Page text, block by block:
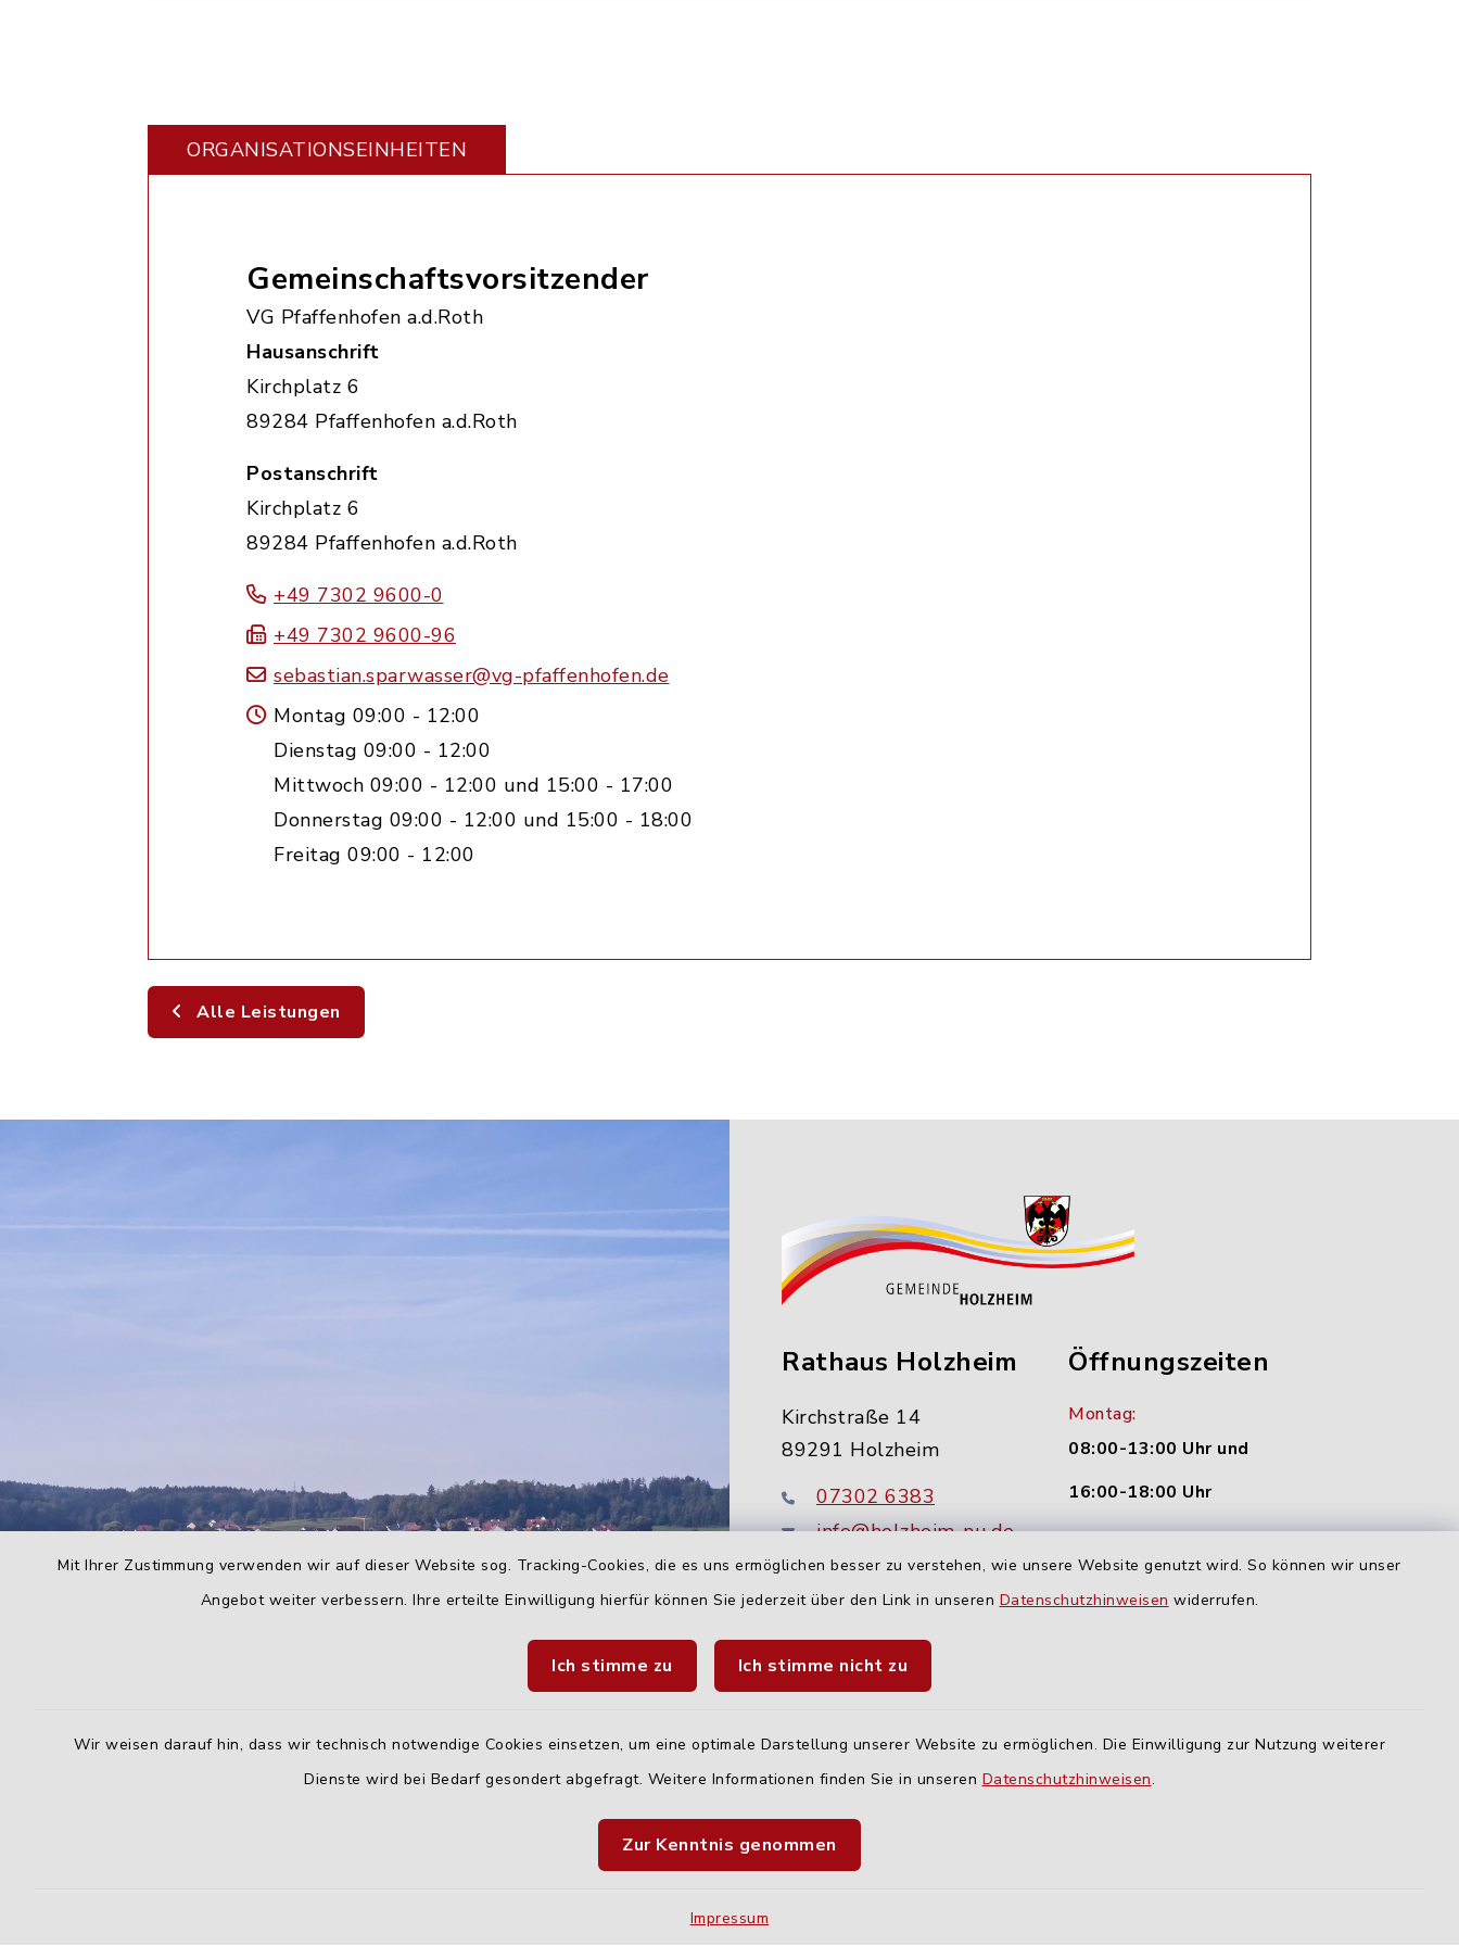
Mit Ihrer Zustimmung verwenden wir auf dieser Website sog. Tracking-Cookies, die es uns ermöglichen besser zu verstehen, wie unsere Website genutzt wird. So können wir unser
Angebot weiter verbessern. Ihre erteilte Einwilligung hierfür können Sie jederzeit über den Link in unseren Datenschutzhinweisen widerrufen.
Ich stimme zu Ich stimme nicht zu
Wir weisen darauf hin, dass wir technisch notwendige Cookies einsetzen, um eine optimale Darstellung unserer Website zu ermöglichen. Die Einwilligung zur Nutzung weiterer
Dienste wird bei Bedarf gesondert abgefragt. Weitere Informationen finden Sie in unseren Datenschutzhinweisen.
Zur Kenntnis genommen
Impressum
ORGANISATIONS­EINHEITEN
Gemeinschaftsvorsitzender
VG Pfaffenhofen a.d.Roth
Hausanschrift
Kirchplatz 6
89284 Pfaffenhofen a.d.Roth
Postanschrift
Kirchplatz 6
89284 Pfaffenhofen a.d.Roth
+49 7302 9600-0
+49 7302 9600-96
sebastian.sparwasser@vg-pfaffenhofen.de
Montag 09:00 - 12:00
Dienstag 09:00 - 12:00
Mittwoch 09:00 - 12:00 und 15:00 - 17:00
Donnerstag 09:00 - 12:00 und 15:00 - 18:00
Freitag 09:00 - 12:00
Alle Leistungen
Rathaus Holzheim
Kirchstraße 14
89291 Holzheim
07302 6383
info@holzheim-nu.de
Öffnungszeiten
Montag:
08:00-13:00 Uhr und
16:00-18:00 Uhr
09:00-12:00 Uhr
geschlossen
Quicklinks
Landratsamt Neu-Ulm